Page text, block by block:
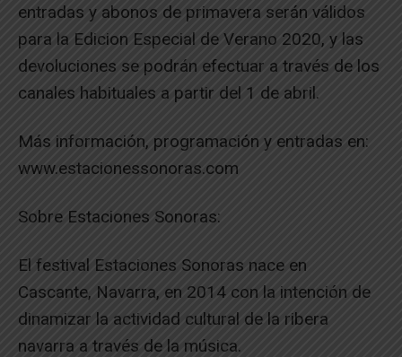
entradas y abonos de primavera serán válidos
para la Edicion Especial de Verano 2020, y las
devoluciones se podrán efectuar a través de los
canales habituales a partir del 1 de abril.
Más información, programación y entradas en:
www.estacionessonoras.com
Sobre Estaciones Sonoras:
El festival Estaciones Sonoras nace en
Cascante, Navarra, en 2014 con la intención de
dinamizar la actividad cultural de la ribera
navarra a través de la música.